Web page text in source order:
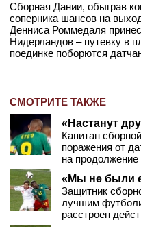
Сборная Дании, обыграв
соперника шансов на
Денниса Роммедаля
Нидерландов – путевку в
поединке поборются
СМОТРИТЕ ТАКЖЕ
«Настанут
Капитан
поражения от
на
«Мы не были
Защитник
лучшим
расстроен